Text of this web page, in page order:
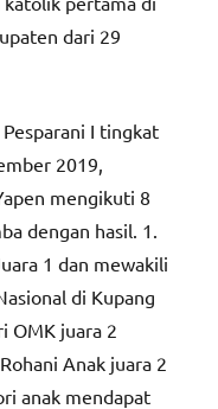
dari 29
I tingkat
2019,
mengikuti 8
dengan hasil. 1.
1 dan mewakili
di Kupang
OMK juara 2
Anak juara 2
anak mendapat